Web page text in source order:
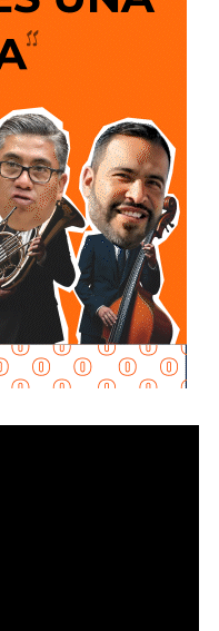
de la revisión será
en ese punto:
detuvieron ahí.
definirá si
no había tenido
Gutiérrez